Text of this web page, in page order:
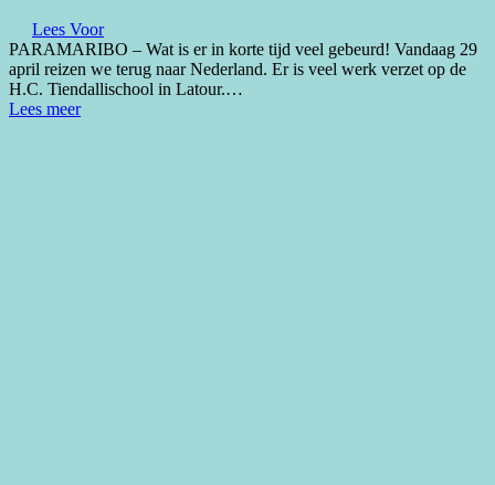
Lees Voor
PARAMARIBO – Wat is er in korte tijd veel gebeurd! Vandaag 29
april reizen we terug naar Nederland. Er is veel werk verzet op de
H.C. Tiendallischool in Latour.…
Lees meer